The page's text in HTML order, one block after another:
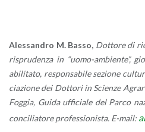
Ales­san­dro M. Basso, Dot­to­re di
ri­spru­den­za in “uo­mo-am­bien­te”,
abi­li­ta­to, re­spon­sa­bi­le se­zio­ne
cia­zio­ne dei Dot­to­ri in Scien­ze
Fog­gia, Guida uf­fi­cia­le del Parco
con­ci­lia­to­re pro­fes­sio­ni­sta. E-mail: